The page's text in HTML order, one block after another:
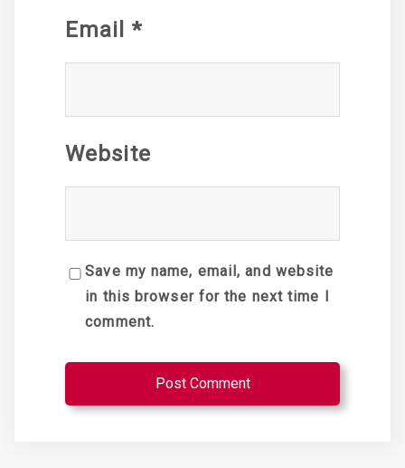
Email *
Website
Save my name, email, and website
in this browser for the next time I
comment.